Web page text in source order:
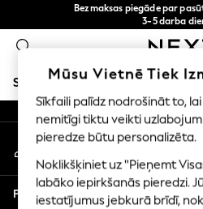
Bezmaksas piegāde par
3-5 darba
Tagad jūs
iepirkties latviešu
SKOLAS APĢĒRBS
SCHOOLWEAR
All Boys Schoolwear
Shoes
Trousers
Shorts
An error occurred on client
Mūsu
Mans konts
Pierakstieties savā kontā
Palīdzība
Mūsu Vietnē Tiek
Sīkfaili palīdz nodrošināt to,
nemitīgi tiktu veikti
pieredze būtu personalizēta.
Noklikšķiniet uz "Pieņemt
labāko iepirkšanās pieredzi.
iestatījumus jebkurā brīdī,